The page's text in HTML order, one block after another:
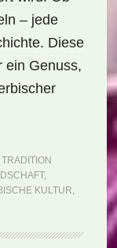
– jede
Diese
ein Genuss,
TRADITION
,
KULTUR,